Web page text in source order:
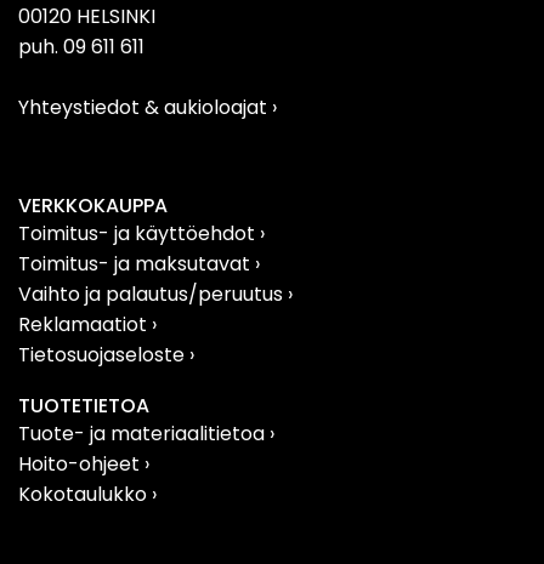
00120 HELSINKI
puh. 09 611 611
Yhteystiedot & aukioloajat ›
VERKKOKAUPPA
Toimitus- ja käyttöehdot ›
Toimitus- ja maksutavat ›
Vaihto ja palautus/peruutus ›
Reklamaatiot ›
Tietosuojaseloste ›
TUOTETIETOA
Tuote- ja materiaalitietoa ›
Hoito-ohjeet ›
Kokotaulukko ›